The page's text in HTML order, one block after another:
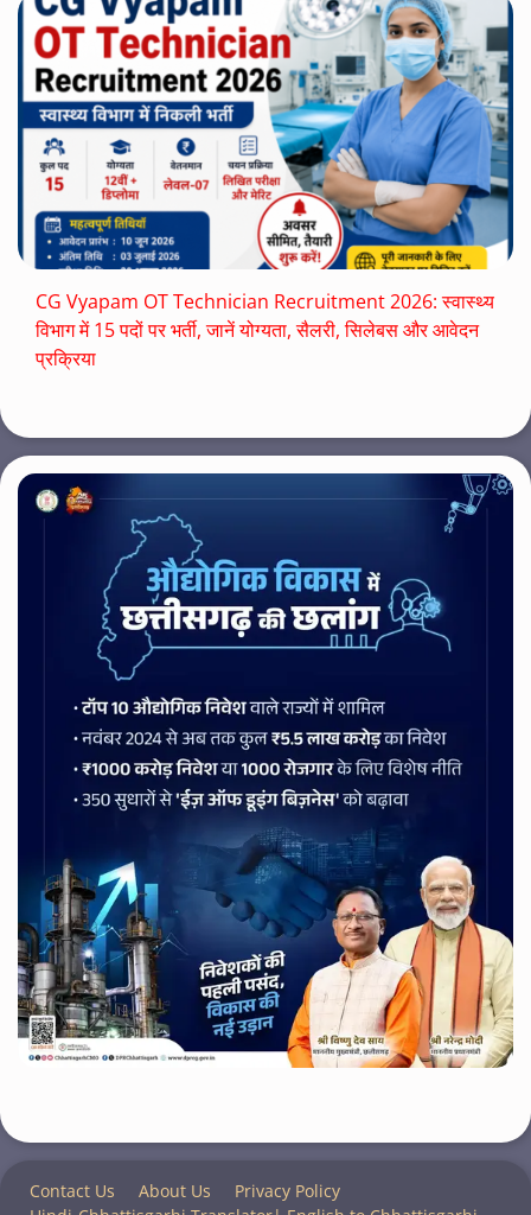
CG Vyapam OT Technician Recruitment 2026: स्वास्थ्य
विभाग में 15 पदों पर भर्ती, जानें योग्यता, सैलरी, सिलेबस और आवेदन
प्रक्रिया
Contact Us About Us
Privacy Policy